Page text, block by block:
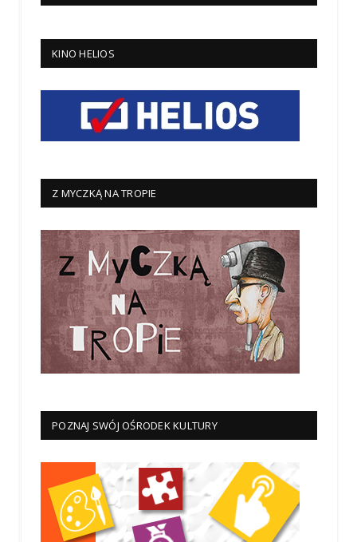
KINO HELIOS
Z MYCZKĄ NA TROPIE
POZNAJ SWÓJ OŚRODEK KULTURY